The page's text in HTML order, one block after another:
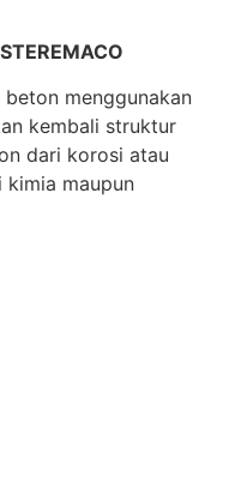
menggunakan
kembali struktur
dari korosi atau
kimia maupun